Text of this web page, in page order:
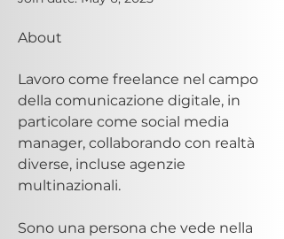
About
Lavoro come freelance nel campo
della comunicazione digitale, in
particolare come social media
manager, collaborando con realtà
diverse, incluse agenzie
multinazionali.
Sono una persona che vede nella